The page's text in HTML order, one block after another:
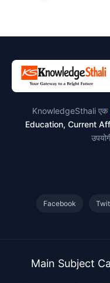
KnowledgeSthali एक
Education, Current
Facebook
Main Subject